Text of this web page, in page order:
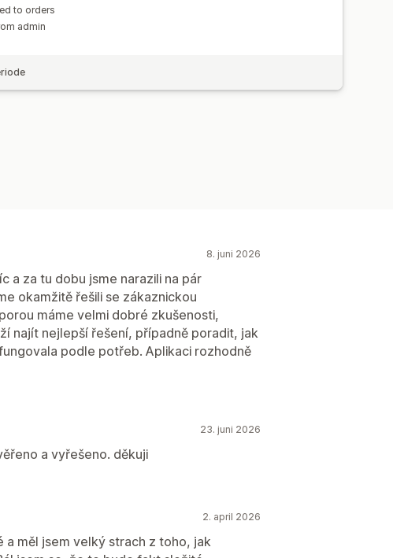
to orders
admin
8. juni 2026
a za tu dobu jsme narazili na pár
okamžitě řešili se zákaznickou
máme velmi dobré zkušenosti,
najít nejlepší řešení, případně poradit, jak
podle potřeb. Aplikaci rozhodně
23. juni 2026
a vyřešeno. děkuji
2. april 2026
a měl jsem velký strach z toho, jak